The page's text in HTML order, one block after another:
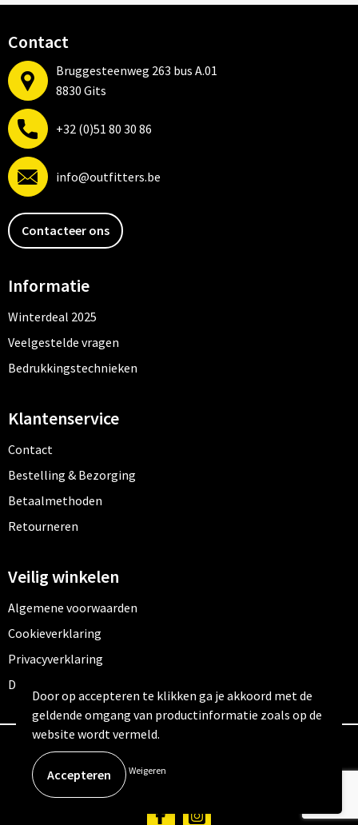
Contact
Bruggesteenweg 263 bus A.01
8830 Gits
+32 (0)51 80 30 86
info@outfitters.be
Contacteer ons
Informatie
Winterdeal 2025
Veelgestelde vragen
Bedrukkingstechnieken
Klantenservice
Contact
Bestelling & Bezorging
Betaalmethoden
Retourneren
Veilig winkelen
Algemene voorwaarden
Cookieverklaring
Privacyverklaring
Disclaimer
© Copyright Outfitters 2026
Door op accepteren te klikken ga je akkoord met de
geldende omgang van productinformatie zoals op de
website wordt vermeld.
Weigeren